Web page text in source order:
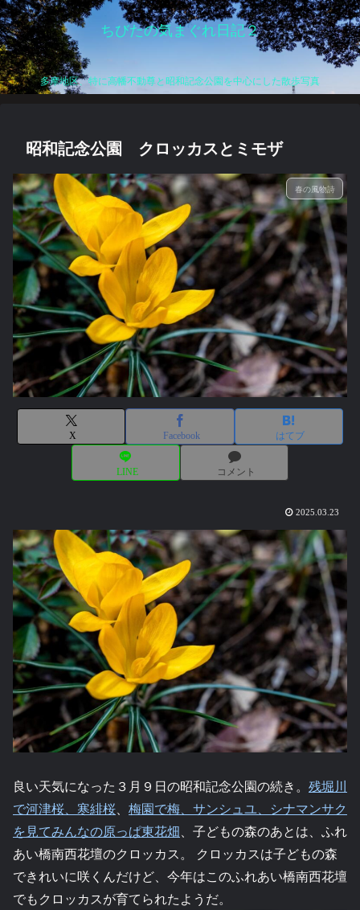
ちびたの気まぐれ日記２
多摩地区、特に高幡不動尊と昭和記念公園を中心にした散歩写真
昭和記念公園 クロッカスとミモザ
春の風物詩
X Facebook はてブ
LINE コメント
2025.03.23
良い天気になった３月９日の昭和記念公園の続き。 残堀川
で河津桜、寒緋桜
梅園で梅、サンシュユ、シナマンサク
を見てみんなの原っぱ東花畑
、子どもの森のあとは、ふれ
あい橋南西花壇のクロッカス。 クロッカスは子どもの森
できれいに咲くんだけど、今年はこのふれあい橋南西花壇
でもクロッカスが育てられたようだ。